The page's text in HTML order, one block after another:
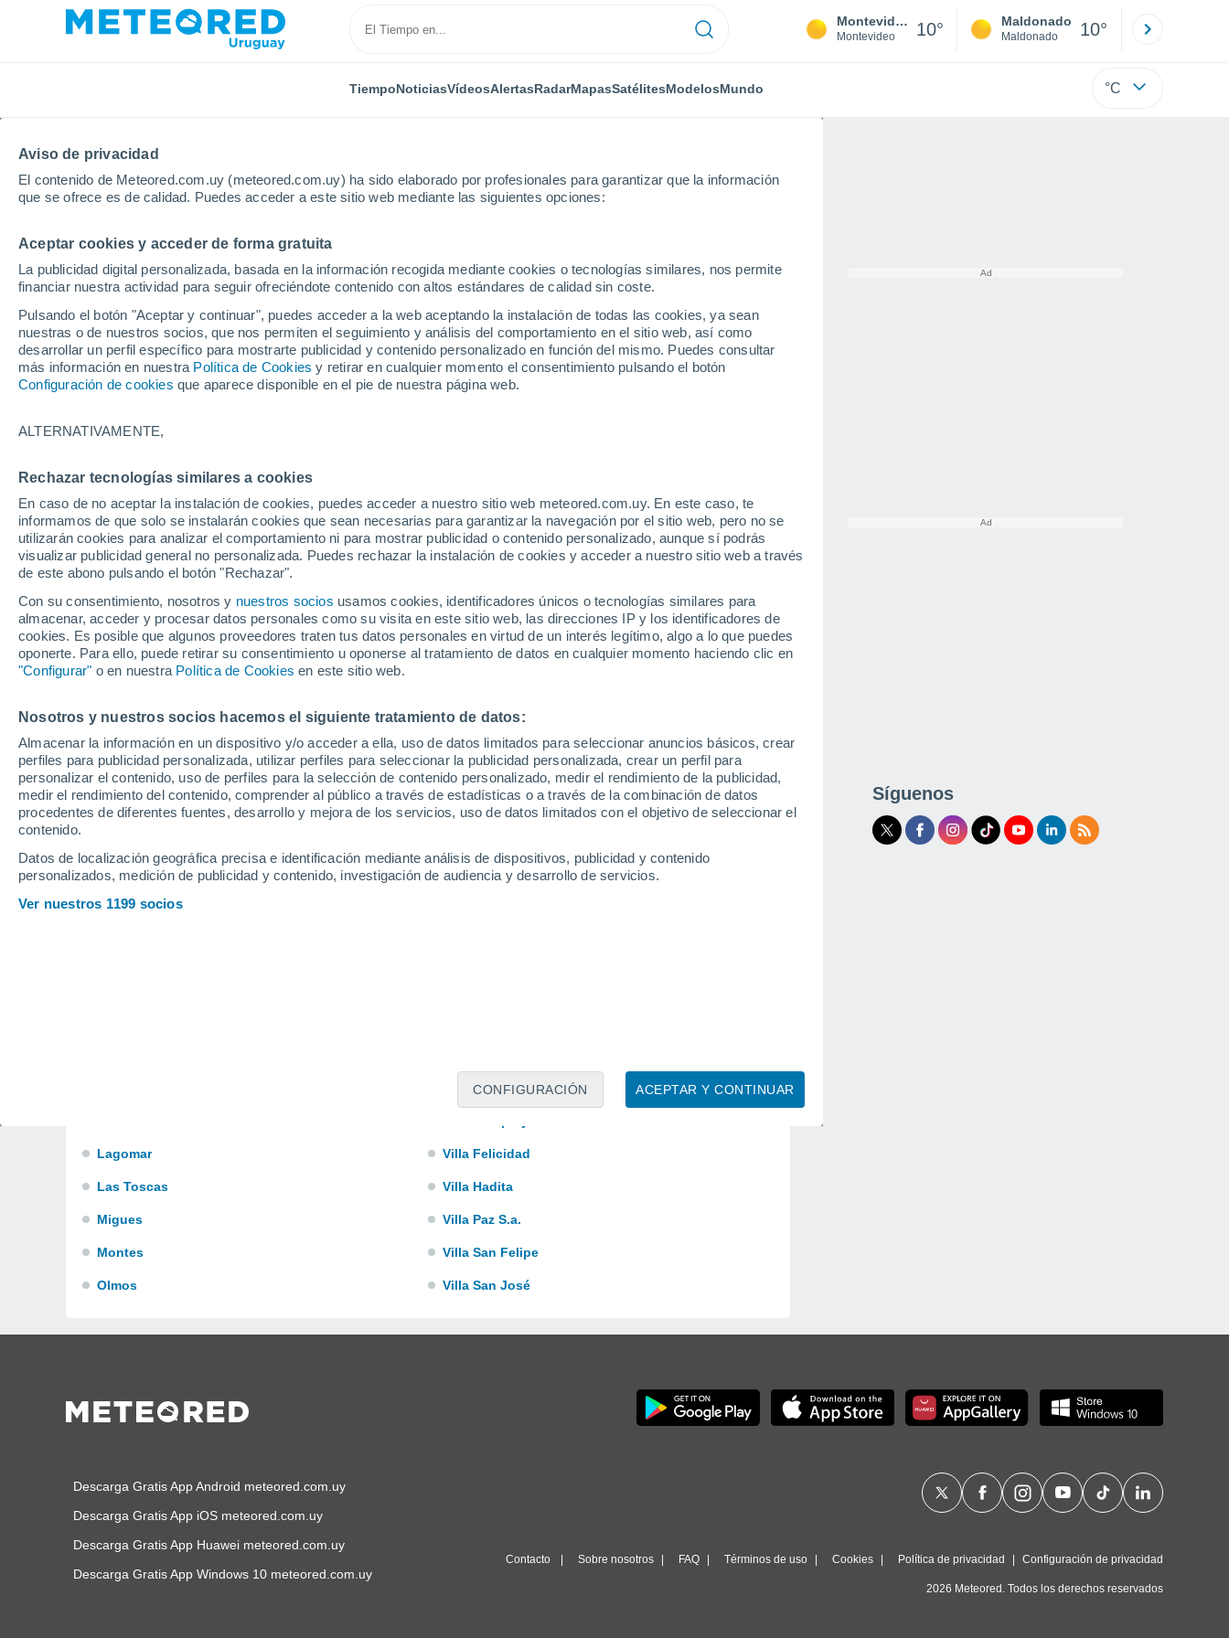
Aviso de privacidad
El contenido de Meteored.com.uy (meteored.com.uy) ha sido elaborado por profesionales para garantizar que la información
que se ofrece es de calidad. Puedes acceder a este sitio web mediante las siguientes opciones:
Aceptar cookies y acceder de forma gratuita
La publicidad digital personalizada, basada en la información recogida mediante cookies o tecnologías similares, nos permite
financiar nuestra actividad para seguir ofreciéndote contenido con altos estándares de calidad sin coste.
Pulsando el botón "Aceptar y continuar", puedes acceder a la web aceptando la instalación de todas las cookies, ya sean
nuestras o de nuestros socios, que nos permiten el seguimiento y análisis del comportamiento en el sitio web, así como
desarrollar un perfil específico para mostrarte publicidad y contenido personalizado en función del mismo. Puedes consultar
más información en nuestra Política de Cookies y retirar en cualquier momento el consentimiento pulsando el botón
Configuración de cookies que aparece disponible en el pie de nuestra página web.
ALTERNATIVAMENTE,
Rechazar tecnologías similares a cookies
En caso de no aceptar la instalación de cookies, puedes acceder a nuestro sitio web meteored.com.uy. En este caso, te
informamos de que solo se instalarán cookies que sean necesarias para garantizar la navegación por el sitio web, pero no se
utilizarán cookies para analizar el comportamiento ni para mostrar publicidad o contenido personalizado, aunque sí podrás
visualizar publicidad general no personalizada. Puedes rechazar la instalación de cookies y acceder a nuestro sitio web a través
de este abono pulsando el botón "Rechazar".
Con su consentimiento, nosotros y nuestros socios usamos cookies, identificadores únicos o tecnologías similares para
almacenar, acceder y procesar datos personales como su visita en este sitio web, las direcciones IP y los identificadores de
cookies. Es posible que algunos proveedores traten tus datos personales en virtud de un interés legítimo, algo a lo que puedes
oponerte. Para ello, puede retirar su consentimiento u oponerse al tratamiento de datos en cualquier momento haciendo clic en
"Configurar" o en nuestra Política de Cookies en este sitio web.
Nosotros y nuestros socios hacemos el siguiente tratamiento de datos:
Almacenar la información en un dispositivo y/o acceder a ella, uso de datos limitados para seleccionar anuncios básicos, crear
perfiles para publicidad personalizada, utilizar perfiles para seleccionar la publicidad personalizada, crear un perfil para
personalizar el contenido, uso de perfiles para la selección de contenido personalizado, medir el rendimiento de la publicidad,
medir el rendimiento del contenido, comprender al público a través de estadísticas o a través de la combinación de datos
procedentes de diferentes fuentes, desarrollo y mejora de los servicios, uso de datos limitados con el objetivo de seleccionar el
contenido.
Datos de localización geográfica precisa e identificación mediante análisis de dispositivos, publicidad y contenido
personalizados, medición de publicidad y contenido, investigación de audiencia y desarrollo de servicios.
Ver nuestros 1199 socios
ACEPTAR Y CONTINUAR
CONFIGURACIÓN
Montevideo
Montevideo 10° Maldonado
Maldonado 10°
TiempoNoticiasVídeosAlertasRadarMapasSatélitesModelosMundo °C
Inicio Departamento de Canelones Localidades
El tiempo en todas las ciudades del
Departamento de Canelones
Todas las localidades del Departamento de Canelones
Aeropuerto Internacional de Carrasco
Aguas Corrientes
Atlántida
Barra de Carrasco
Barrio Copola
Castellanos
Costa Azul
Costa y Guillamón
Dr. Francisco Soca
Empalme Olmos
Lagomar
Las Toscas
Migues
Montes
Olmos
Parada Cabrera
Parque Carrasco
Parque del Plata
Paso Carrasco
Pinamar - Pinepark
Salinas
San Bautista
San Jacinto
San José de Carrasco
Santa Rosa
Villa Aeroparque
Villa Felicidad
Villa Hadita
Villa Paz S.a.
Villa San Felipe
Villa San José
Síguenos
Descarga Gratis App Android meteored.com.uy
Descarga Gratis App iOS meteored.com.uy
Descarga Gratis App Huawei meteored.com.uy
Descarga Gratis App Windows 10 meteored.com.uy
Contacto Sobre nosotros FAQ Términos de uso Cookies Política de privacidad Configuración de privacidad
2026 Meteored. Todos los derechos reservados